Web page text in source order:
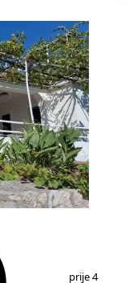
prije 4